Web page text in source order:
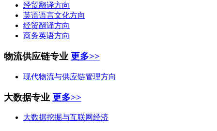
经贸翻译方向
英语语言文化方向
经贸翻译方向
商务英语方向
物流供应链专业 更多>>
现代物流与供应链管理方向
大数据专业 更多>>
大数据挖掘与互联网经济